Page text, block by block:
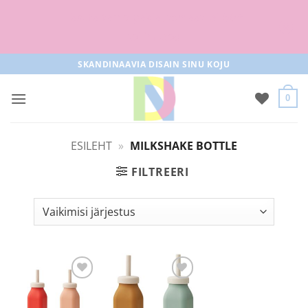
to
content
SKANDINAAVIA DISAIN SINU KOJU
0
ESILEHT » MILKSHAKE BOTTLE
FILTREERI
Lisa
soovilisti
Lisa
soovilisti